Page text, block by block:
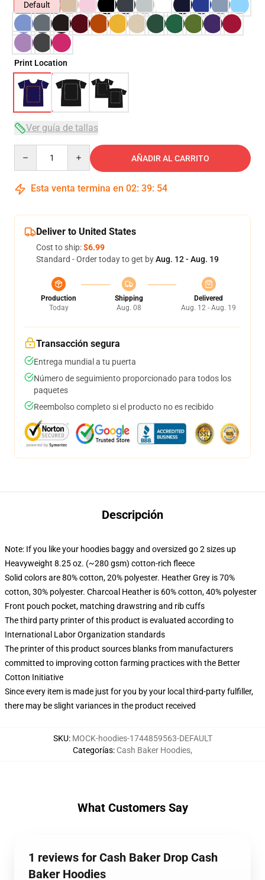
Default
Print Location
Ver guía de tallas
AÑADIR AL CARRITO
Esta venta termina en 02: 39: 54
Deliver to United States
Cost to ship:$6.99
Standard - Order today to get byAug. 12 - Aug. 19
Production
Today
Shipping
Aug. 08
Delivered
Aug. 12 - Aug. 19
Transacción segura
Entrega mundial a tu puerta
Número de seguimiento proporcionado para todos los
paquetes
Reembolso completo si el producto no es recibido
Descripción
Note: If you like your hoodies baggy and oversized go 2 sizes up
Heavyweight 8.25 oz. (~280 gsm) cotton-rich fleece
Solid colors are 80% cotton, 20% polyester. Heather Grey is 70%
cotton, 30% polyester. Charcoal Heather is 60% cotton, 40% polyester
Front pouch pocket, matching drawstring and rib cuffs
The third party printer of this product is evaluated according to
International Labor Organization standards
The printer of this product sources blanks from manufacturers
committed to improving cotton farming practices with the Better
Cotton Initiative
Since every item is made just for you by your local third-party fulfiller,
there may be slight variances in the product received
SKU: MOCK-hoodies-1744859563-DEFAULT
Categorías: Cash Baker Hoodies,
What Customers Say
1 reviews for Cash Baker Drop Cash
Baker Hoodies